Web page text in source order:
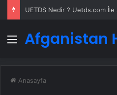
Menü
Afganistan
Anasayfa